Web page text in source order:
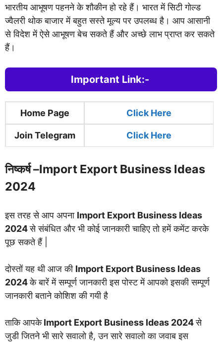
भारतीय आभूषण पहनने के शौकीन हो रहे हैं। भारत में सिटी गोल्ड
ज्वैलरी थोक बाजार में बहुत सस्ते मूल्य पर उपलब्ध है। आप आसानी
से विदेश में ऐसे आभूषण बेच सकते हैं और अच्छे लाभ प्राप्त कर सकते
हैं।
Important Link:-
Home Page Click Here
Join Telegram Click Here
निष्कर्ष –Import Export Business Ideas
2024
इस तरह से आप अपना Import Export Business Ideas
2024से संबंधित और भी कोई जानकारी चाहिए तो हमें कमेंट करके
पूछ सकते हैं |
दोस्तों यह थी आज की Import Export Business Ideas
2024के बारें में सम्पूर्ण जानकारी इस पोस्ट में आपको इसकी सम्पूर्ण
जानकारी बताने कोशिश की गयी है
ताकि आपकेImport Export Business Ideas 2024से
जुडी जितने भी सारे सवालो है, उन सारे सवालो का जवाब इस